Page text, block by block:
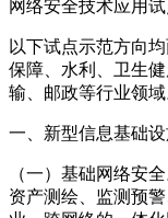
网络安全技术应用
以下试点示范方向
保障、水利、卫生
输、邮政等行业领域
一、新型信息基础
（一）基础网络安
资产测绘、监测预